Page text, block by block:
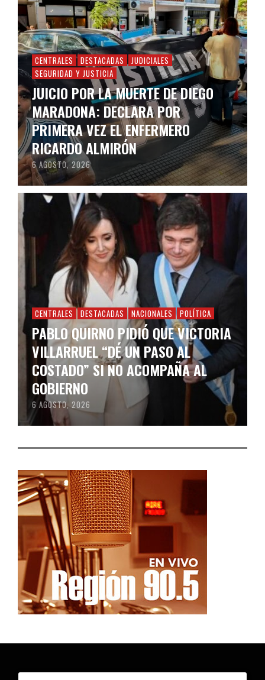
CENTRALES DESTACADAS
JUDICIALES
SEGURIDAD Y JUSTICIA
JUICIO POR LA MUERTE DE DIEGO
MARADONA: DECLARA POR
PRIMERA VEZ EL ENFERMERO
RICARDO ALMIRÓN
6 AGOSTO, 2026
CENTRALES DESTACADAS NACIONALES POLÍTICA
PABLO QUIRNO PIDIÓ QUE VICTORIA
VILLARRUEL “DÉ UN PASO AL
COSTADO” SI NO ACOMPAÑA AL
GOBIERNO
6 AGOSTO, 2026